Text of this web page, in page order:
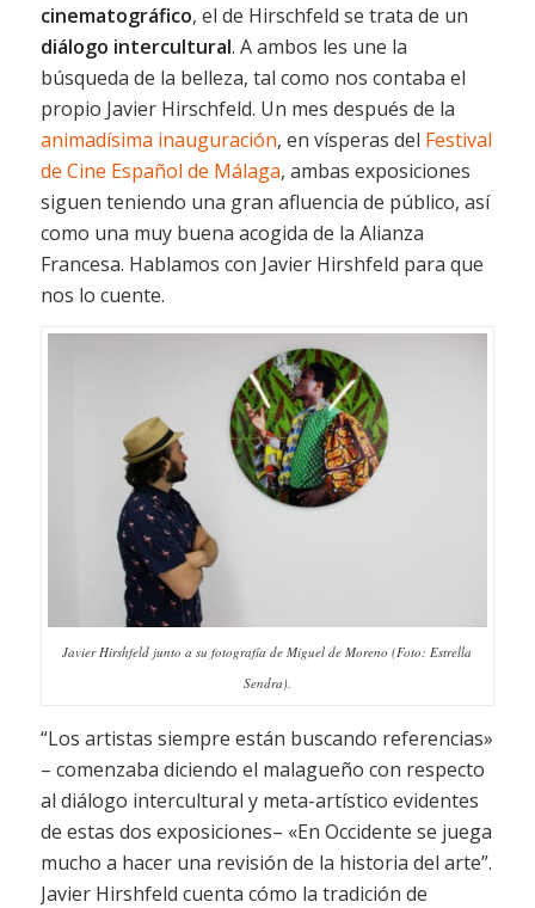
cinematográfico, el de Hirschfeld se trata de un
diálogo intercultural. A ambos les une la
búsqueda de la belleza, tal como nos contaba el
propio Javier Hirschfeld. Un mes después de la
animadísima inauguración, en vísperas del Festival
de Cine Español de Málaga, ambas exposiciones
siguen teniendo una gran afluencia de público, así
como una muy buena acogida de la Alianza
Francesa. Hablamos con Javier Hirshfeld para que
nos lo cuente.
Javier Hirshfeld junto a su fotografía de Miguel de Moreno (Foto: Estrella
Sendra).
“Los artistas siempre están buscando referencias»
– comenzaba diciendo el malagueño con respecto
al diálogo intercultural y meta-artístico evidentes
de estas dos exposiciones– «En Occidente se juega
mucho a hacer una revisión de la historia del arte”.
Javier Hirshfeld cuenta cómo la tradición de